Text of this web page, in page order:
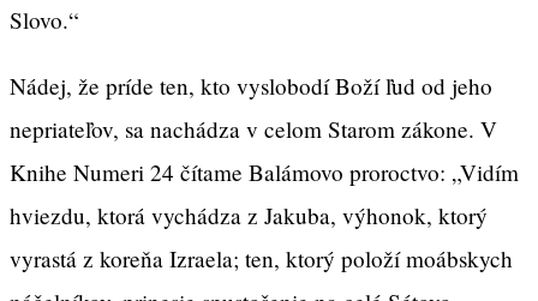
Slovo.“
Nádej, že príde ten, kto vyslobodí Boží ľud od jeho
nepriateľov, sa nachádza v celom Starom zákone. V
Knihe Numeri 24 čítame Balámovo proroctvo: „Vidím
hviezdu, ktorá vychádza z Jakuba, výhonok, ktorý
vyrastá z koreňa Izraela; ten, ktorý položí moábskych